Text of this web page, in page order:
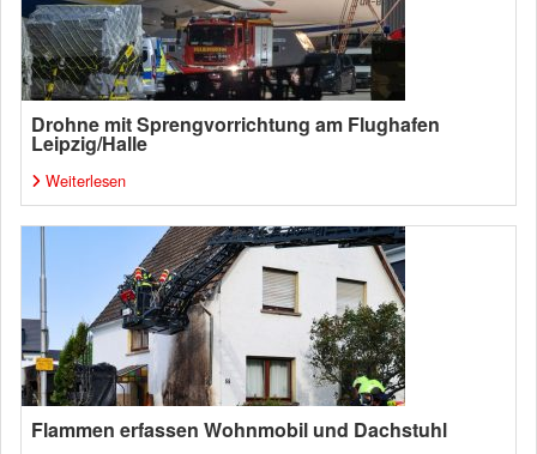
Drohne mit Sprengvorrichtung am Flughafen
Leipzig/Halle
Weiterlesen
Flammen erfassen Wohnmobil und Dachstuhl